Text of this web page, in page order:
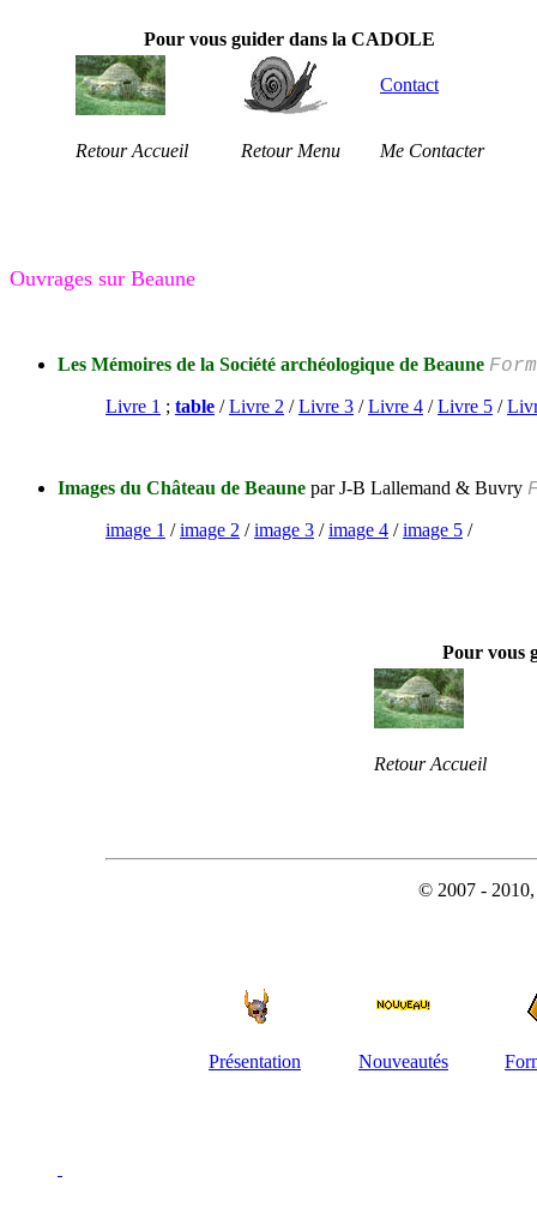
Pour vous guider dans la CADOLE
Contact
Retour Accueil Retour Menu Me Contacter
Ouvrages sur Beaune
Les Mémoires de la Société archéologique de Beaune
Livre 1 ; table /Livre 2 /Livre 3 /Livre 4 /Livre 5 /
Images du Château de Beaune par J-B Lallemand & Buvry
image 1 /image 2 /image 3 /image 4 /image 5 /
Pour vous
Retour Accueil
© 2007 - 2010,
Présentation Nouveautés